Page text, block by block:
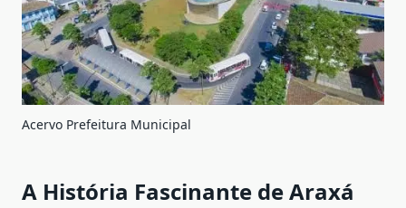
Acervo Prefeitura Municipal
A História Fascinante de Araxá